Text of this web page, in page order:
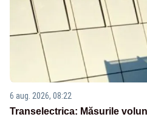
6 aug. 2026, 08:22
Transelectrica: Măsurile